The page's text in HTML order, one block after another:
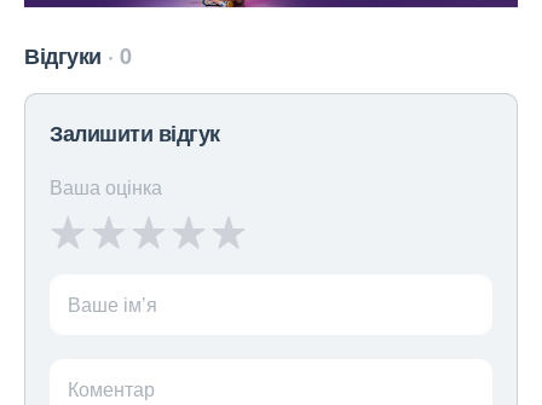
Відгуки 0
Залишити відгук
Ваша оцінка
Ваше ім’я
Коментар